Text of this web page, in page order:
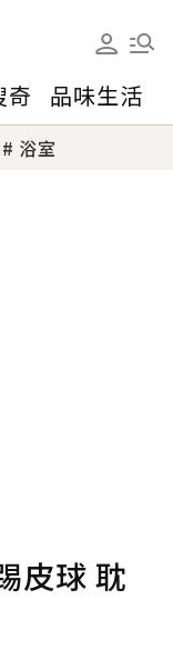
奇 品味生活
浴室
皮球 耽